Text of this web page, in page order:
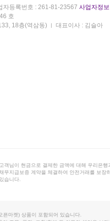
자등록번호 : 261-81-23567 사업자정
호
18층(역삼동)
대표이사 : 김슬아
고객님이 현금으로 결제한 금액에 대해 우리은행
채무지급보증 계약을 체결하여 안전거래를 보장
있습니다.
마켓) 상품이 포함되어 있습니다.